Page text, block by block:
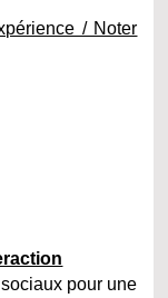
/ Noter
pour une